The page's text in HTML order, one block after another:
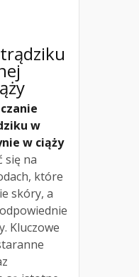
w
w ciąży
się na
które
skóry, a
Kluczowe